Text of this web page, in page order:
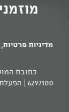
מדיניות פרטיות,
כתובת המועצה: רח'
6297100
|